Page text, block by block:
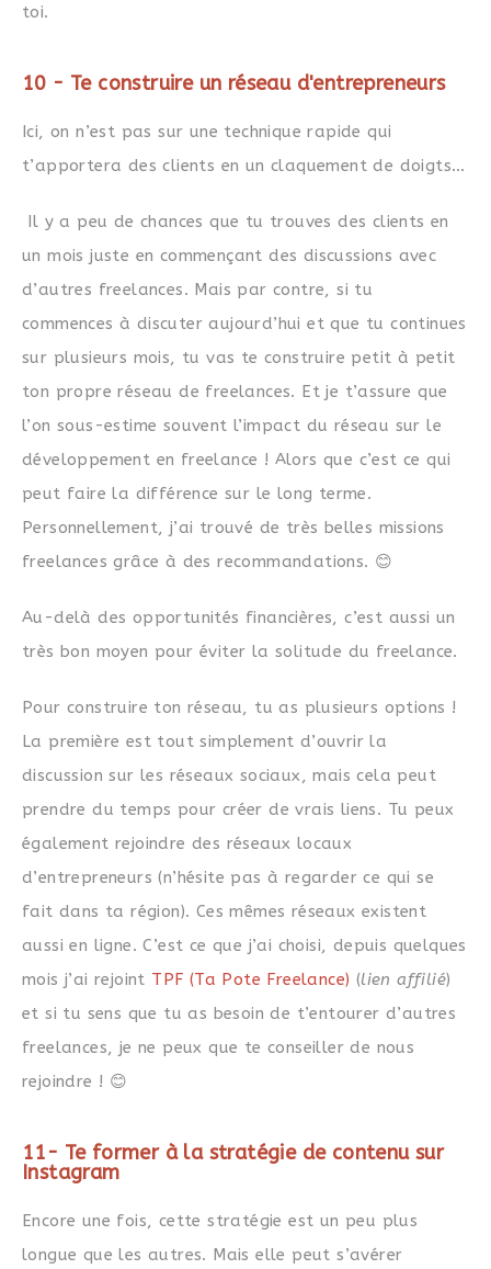
toi.
10 - Te construire un réseau d'entrepreneurs
Ici, on n’est pas sur une technique rapide qui
t’apportera des clients en un claquement de doigts…
Il y a peu de chances que tu trouves des clients en
un mois juste en commençant des discussions avec
d’autres freelances. Mais par contre, si tu
commences à discuter aujourd’hui et que tu continues
sur plusieurs mois, tu vas te construire petit à petit
ton propre réseau de freelances. Et je t’assure que
l’on sous-estime souvent l’impact du réseau sur le
développement en freelance ! Alors que c’est ce qui
peut faire la différence sur le long terme.
Personnellement, j’ai trouvé de très belles missions
freelances grâce à des recommandations. 😊
Au-delà des opportunités financières, c’est aussi un
très bon moyen pour éviter la solitude du freelance.
Pour construire ton réseau, tu as plusieurs options !
La première est tout simplement d’ouvrir la
discussion sur les réseaux sociaux, mais cela peut
prendre du temps pour créer de vrais liens. Tu peux
également rejoindre des réseaux locaux
d’entrepreneurs (n’hésite pas à regarder ce qui se
fait dans ta région). Ces mêmes réseaux existent
aussi en ligne. C’est ce que j’ai choisi, depuis quelques
mois j’ai rejoint TPF (Ta Pote Freelance) (lien affilié)
et si tu sens que tu as besoin de t’entourer d’autres
freelances, je ne peux que te conseiller de nous
rejoindre ! 😊
11- Te former à la stratégie de contenu sur
Instagram
Encore une fois, cette stratégie est un peu plus
longue que les autres. Mais elle peut s’avérer